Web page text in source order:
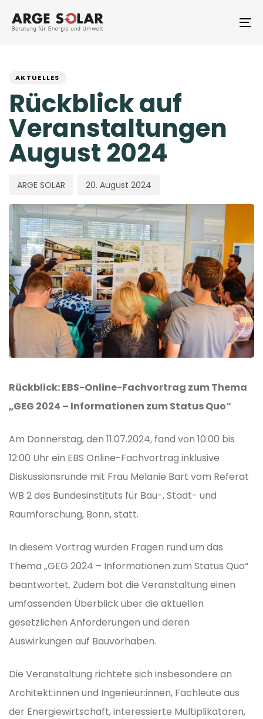
links
primary
content
AKTUELLES
Rückblick auf
Veranstaltungen
August 2024
ARGE SOLAR 20. August 2024
Rückblick: EBS-Online-Fachvortrag zum Thema
„GEG 2024 – Informationen zum Status Quo“
Am Donnerstag, den 11.07.2024, fand von 10:00 bis
12:00 Uhr ein EBS Online-Fachvortrag inklusive
Diskussionsrunde mit Frau Melanie Bart vom Referat
WB 2 des Bundesinstituts für Bau-, Stadt- und
Raumforschung, Bonn, statt.
In diesem Vortrag wurden Fragen rund um das
Thema „GEG 2024 – Informationen zum Status Quo“
beantwortet. Zudem bot die Veranstaltung einen
umfassenden Überblick über die aktuellen
gesetzlichen Anforderungen und deren
Auswirkungen auf Bauvorhaben.
Die Veranstaltung richtete sich insbesondere an
Architekt:innen und Ingenieur:innen, Fachleute aus
der Energiewirtschaft, interessierte Multiplikatoren,